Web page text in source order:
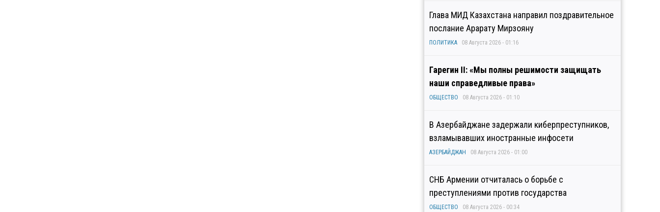
Глава МИД Казахстана направил поздравительное
послание Арарату Мирзояну
ПОЛИТИКА 08 Августа 2026 - 01:16
Гарегин II: «Мы полны решимости защищать
наши справедливые права»
ОБЩЕСТВО 08 Августа 2026 - 01:10
В Азербайджане задержали киберпреступников,
взламывавших иностранные инфосети
АЗЕРБАЙДЖАН 08 Августа 2026 - 01:00
СНБ Армении отчиталась о борьбе с
преступлениями против государства
ОБЩЕСТВО 08 Августа 2026 - 00:34